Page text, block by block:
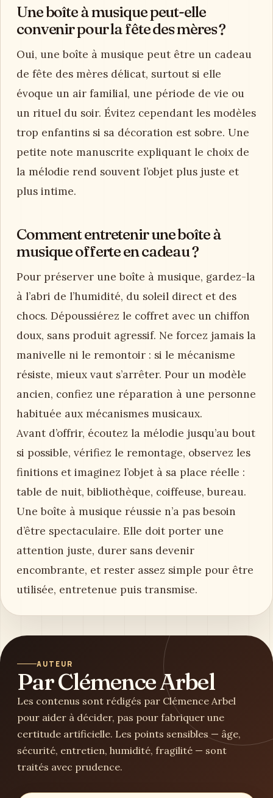
Une boîte à musique peut-elle
convenir pour la fête des mères ?
Oui, une boîte à musique peut être un cadeau
de fête des mères délicat, surtout si elle
évoque un air familial, une période de vie ou
un rituel du soir. Évitez cependant les modèles
trop enfantins si sa décoration est sobre. Une
petite note manuscrite expliquant le choix de
la mélodie rend souvent l’objet plus juste et
plus intime.
Comment entretenir une boîte à
musique offerte en cadeau ?
Pour préserver une boîte à musique, gardez-la
à l’abri de l’humidité, du soleil direct et des
chocs. Dépoussiérez le coffret avec un chiffon
doux, sans produit agressif. Ne forcez jamais la
manivelle ni le remontoir : si le mécanisme
résiste, mieux vaut s’arrêter. Pour un modèle
ancien, confiez une réparation à une personne
habituée aux mécanismes musicaux.
Avant d’offrir, écoutez la mélodie jusqu’au bout
si possible, vérifiez le remontage, observez les
finitions et imaginez l’objet à sa place réelle :
table de nuit, bibliothèque, coiffeuse, bureau.
Une boîte à musique réussie n’a pas besoin
d’être spectaculaire. Elle doit porter une
attention juste, durer sans devenir
encombrante, et rester assez simple pour être
utilisée, entretenue puis transmise.
AUTEUR
Par Clémence Arbel
Les contenus sont rédigés par Clémence Arbel
pour aider à décider, pas pour fabriquer une
certitude artificielle. Les points sensibles — âge,
sécurité, entretien, humidité, fragilité — sont
traités avec prudence.